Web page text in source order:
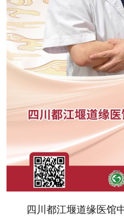
四川都江堰道缘医馆